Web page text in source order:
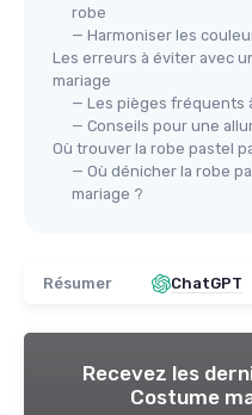
robe
— Harmoniser les
Les erreurs à éviter avec
mariage
— Les pièges fréquents
— Conseils pour une
Où trouver la robe pastel
— Où dénicher la robe
mariage ?
Résumer ChatGPT
Recevez les
Costume